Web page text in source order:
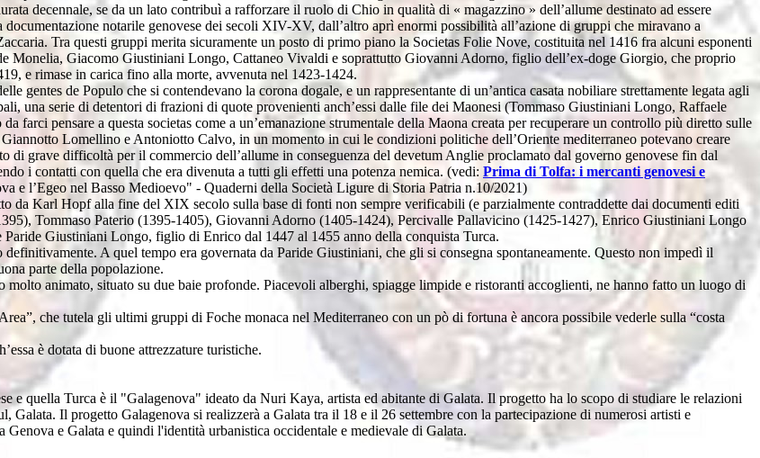
decennale, se da un lato contribuì a rafforzare il ruolo di Chio in qualità di « magazzino » dell’allume destinato ad essere
notarile genovese dei secoli XIV-XV, dall’altro aprì enormi possibilità all’azione di gruppi che miravano a
Tra questi gruppi merita sicuramente un posto di primo piano la Societas Folie Nove, costituita nel 1416 fra alcuni esponenti
Monelia, Giacomo Giustiniani Longo, Cattaneo Vivaldi e soprattutto Giovanni Adorno, figlio dell’ex-doge Giorgio, che proprio
e rimase in carica fino alla morte, avvenuta nel 1423-1424.
gentes de Populo che si contendevano la corona dogale, e un rappresentante di un’antica casata nobiliare strettamente legata agli
una serie di detentori di frazioni di quote provenienti anch’essi dalle file dei Maonesi (Tommaso Giustiniani Longo, Raffaele
pensare a questa societas come a un’emanazione strumentale della Maona creata per recuperare un controllo più diretto sulle
Lomellino e Antoniotto Calvo, in un momento in cui le condizioni politiche dell’Oriente mediterraneo potevano creare
di grave difficoltà per il commercio dell’allume in conseguenza del devetum Anglie proclamato dal governo genovese fin dal
i contatti con quella che era divenuta a tutti gli effetti una potenza nemica. (vedi: Prima di Tolfa: i mercanti genovesi e
e l’Egeo nel Basso Medioevo" - Quaderni della Società Ligure di Storia Patria n.10/2021)
da Karl Hopf alla fine del XIX secolo sulla base di fonti non sempre verificabili (e parzialmente contraddette dai documenti editi
Tommaso Paterio (1395-1405), Giovanni Adorno (1405-1424), Percivalle Pallavicino (1425-1427), Enrico Giustiniani Longo
Giustiniani Longo, figlio di Enrico dal 1447 al 1455 anno della conquista Turca.
A quel tempo era governata da Paride Giustiniani, che gli si consegna spontaneamente. Questo non impedì il
parte della popolazione.
animato, situato su due baie profonde. Piacevoli alberghi, spiagge limpide e ristoranti accoglienti, ne hanno fatto un luogo di
che tutela gli ultimi gruppi di Foche monaca nel Mediterraneo con un pò di fortuna è ancora possibile vederle sulla “costa
è dotata di buone attrezzature turistiche.
e quella Turca è il "Galagenova" ideato da Nuri Kaya, artista ed abitante di Galata. Il progetto ha lo scopo di studiare le relazioni
Galata. Il progetto Galagenova si realizzerà a Galata tra il 18 e il 26 settembre con la partecipazione di numerosi artisti e
e Galata e quindi l'identità urbanistica occidentale e medievale di Galata.